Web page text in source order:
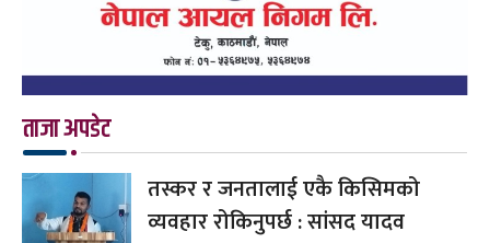
ताजा अपडेट
तस्कर र जनतालाई एकै किसिमको
व्यवहार रोकिनुपर्छ : सांसद यादव